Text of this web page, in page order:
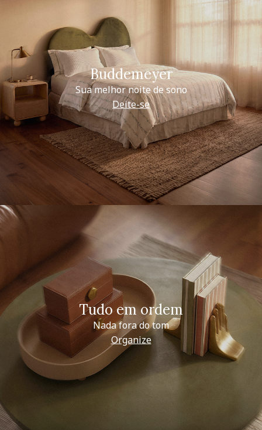
Buddemeyer
Sua melhor noite de sono
Deite-se
Tudo em ordem
Nada fora do tom
Organize